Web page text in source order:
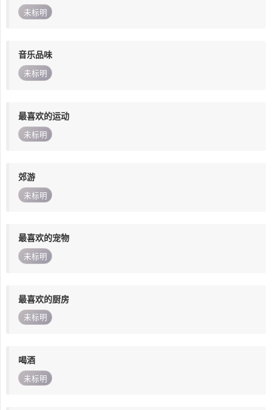
未标明
音乐品味
未标明
最喜欢的运动
未标明
郊游
未标明
最喜欢的宠物
未标明
最喜欢的厨房
未标明
喝酒
未标明